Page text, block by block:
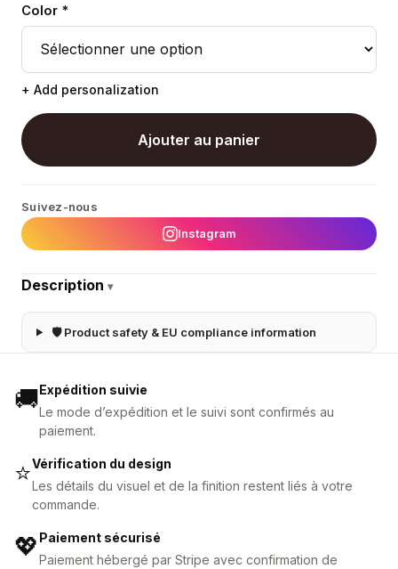
Color *
+ Add personalization
Ajouter au panier
Suivez-nous
Instagram
Description ▾
🛡 Product safety & EU compliance information
🚚Expédition suivie
Le mode d’expédition et le suivi sont confirmés au
paiement.
⭐Vérification du design
Les détails du visuel et de la finition restent liés à votre
commande.
💖 Paiement sécurisé
Paiement hébergé par Stripe avec confirmation de